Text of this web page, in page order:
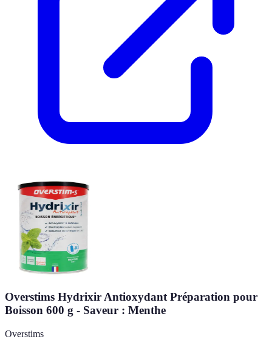
Overstims Hydrixir Antioxydant Préparation pour
Boisson 600 g - Saveur : Menthe
Overstims